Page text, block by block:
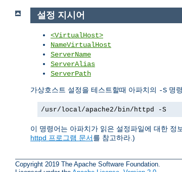
설정 지시어
<VirtualHost>
NameVirtualHost
ServerName
ServerAlias
ServerPath
가상호스트 설정을 테스트할때 아파치의 -S 명
/usr/local/apache2/bin/httpd -S
이 명령어는 아파치가 읽은 설정파일에 대한 정
httpd 프로그램 문서를 참고하라.)
Copyright 2019 The Apache Software Foundation.